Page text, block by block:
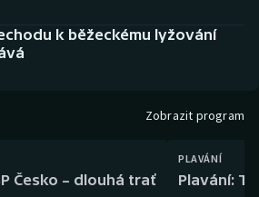
k běžeckému lyžování
Zobrazit program
Česko – dlouhá trať
PLAVÁNÍ
Plavání: